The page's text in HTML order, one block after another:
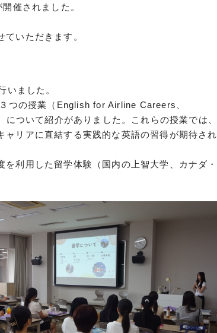
催されました。
いただきます。
いました。
つの授業（English for Airline Careers、
いて紹介がありました。これらの授業では、
リアに直結する実践的な英語の習得が期待され
利用した留学体験（国内の上智大学、カナダ・